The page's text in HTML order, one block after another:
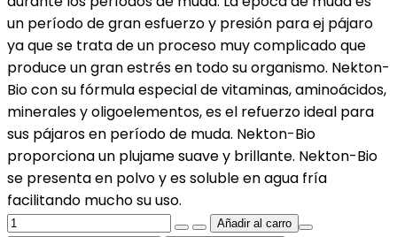
un período de gran esfuerzo y presión para ej pájaro
ya que se trata de un proceso muy complicado que
produce un gran estrés en todo su organismo. Nekton-
Bio con su fórmula especial de vitaminas, aminoácidos,
minerales y oligoelementos, es el refuerzo ideal para
sus pájaros en período de muda. Nekton-Bio
proporciona un plujame suave y brillante. Nekton-Bio
se presenta en polvo y es soluble en agua fría
facilitando mucho su uso.